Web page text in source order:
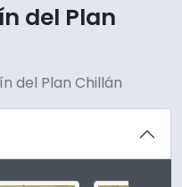
del Plan
del Plan Chillán